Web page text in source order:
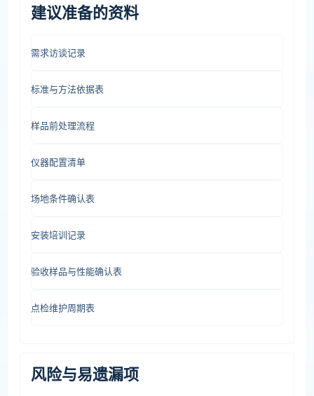
建议准备的资料
需求访谈记录
标准与方法依据表
样品前处理流程
仪器配置清单
场地条件确认表
安装培训记录
验收样品与性能确认表
点检维护周期表
风险与易遗漏项